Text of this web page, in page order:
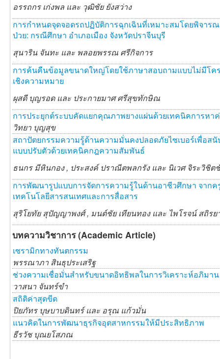
อรรถกร เก่งพล และ วุฒิชัย ยังสว่าง
การกำหนดจุดจอดรถปฏิบัติการฉุกเฉินที่เหมาะสมโดยพิจาร
ป่วย: กรณีศึกษา อำเภอเมือง จังหวัดปราจีนบุรี
สุนาริน จันทะ และ พลอยพรรณ ศรีกิจการ
การค้นคืนข้อมูลขนาดใหญ่โดยใช้ภาษาสอบถามแบบไม่มีโคร
เชิงความหมาย
ผุสดี บุญรอด และ ประกายมาศ ศรีสุขทักษิณ
การประยุกต์ระบบคัดแยกคุณภาพยางแผ่นด้วยเทคนิคการหา
วิทยา บุญสุข
สถาปัตยกรรมความรู้ด้านความมั่นคงปลอดภัยไซเบอร์เพื่อส
แบบปรับตัวด้วยเทคนิคกฎความสัมพันธ์
ธนกร มีหินกอง , ประสงค์ ปราณีตพลกรัง และ นิเวศ จิระวิชิต
การพัฒนารูปแบบการจัดการความรู้ในด้านอาชีวศึกษา จาก
เทคโนโลยีสารสนเทศและการสื่อสาร
สุริโยทัย สุปัญญาพงศ์ , มนต์ชัย เทียนทอง และ ไพโรจน์ สถิรย
บทความวิชาการ (Academic Article)
เซรามิกทางทันตกรรม
พรรณาภา สินธุประเสริฐ
ช่วงความเชื่อมั่นสำหรับขนาดอิทธิพลในการวิเคราะห์อภิมาน
วาสนา จันทร์ขำ
สถิติค่าสุดขีด
ปิยภัทร บุษบาบดินทร์ และ อรุณ แก้วมั่น
แนวคิดในการพัฒนาธุรกิจอุตสาหกรรมให้มีประสิทธิภาพ
ธีรวัช บุณยโสภณ